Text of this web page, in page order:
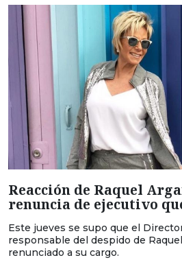
Reacción de Raquel
renuncia de ejecutivo
Este jueves se supo que el
responsable del despido de
renunciado a su cargo.